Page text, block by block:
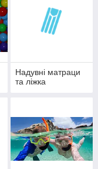
Надувні матраци
та ліжка